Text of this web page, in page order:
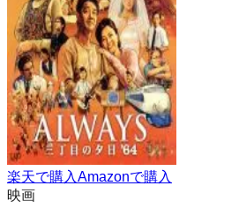
楽天で購入Amazonで購入
映画